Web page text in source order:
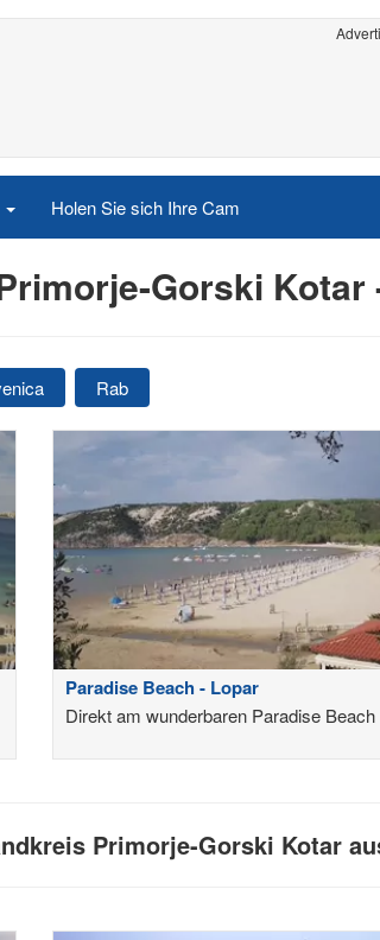
Holen Sie sich Ihre Cam
Gorski Kotar
Rab
Paradise Beach - Lopar
Direkt am wunderbaren Paradise Beach
Primorje-Gorski Kotar